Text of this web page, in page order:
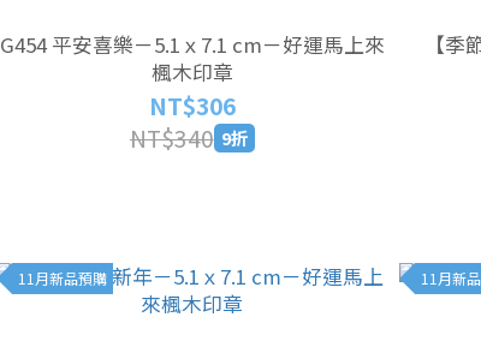
G454 平安喜樂－5.1ｘ7.1 cm－好運馬上來
楓木印章
NT$306
NT$340 9折
【
11月新品預購 11月新